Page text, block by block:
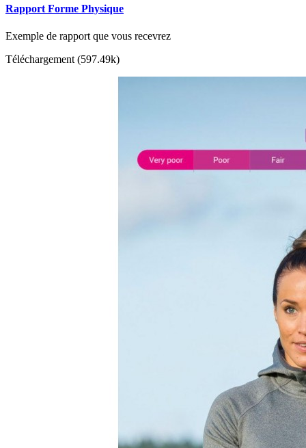
Rapport Forme Physique
Exemple de rapport que vous recevrez
Téléchargement (597.49k)